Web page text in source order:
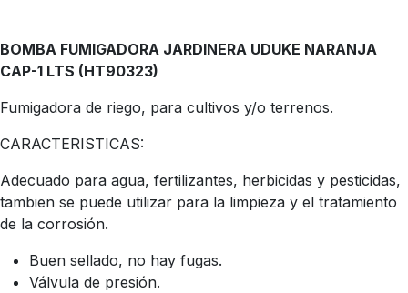
BOMBA FUMIGADORA JARDINERA UDUKE NARANJA
CAP-1 LTS (HT90323)
Fumigadora de riego, para cultivos y/o terrenos.
CARACTERISTICAS:
Adecuado para agua, fertilizantes, herbicidas y pesticidas,
tambien se puede utilizar para la limpieza y el tratamiento
de la corrosión.
Buen sellado, no hay fugas.
Válvula de presión.